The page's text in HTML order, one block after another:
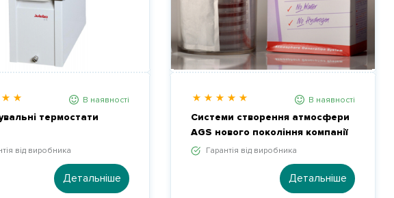
В наявності
термостати
від виробника
Детальніше
В наявності
Системи створення атмосфери
AGS нового покоління компанії
OxoidГарантія від виробника
Детальніше